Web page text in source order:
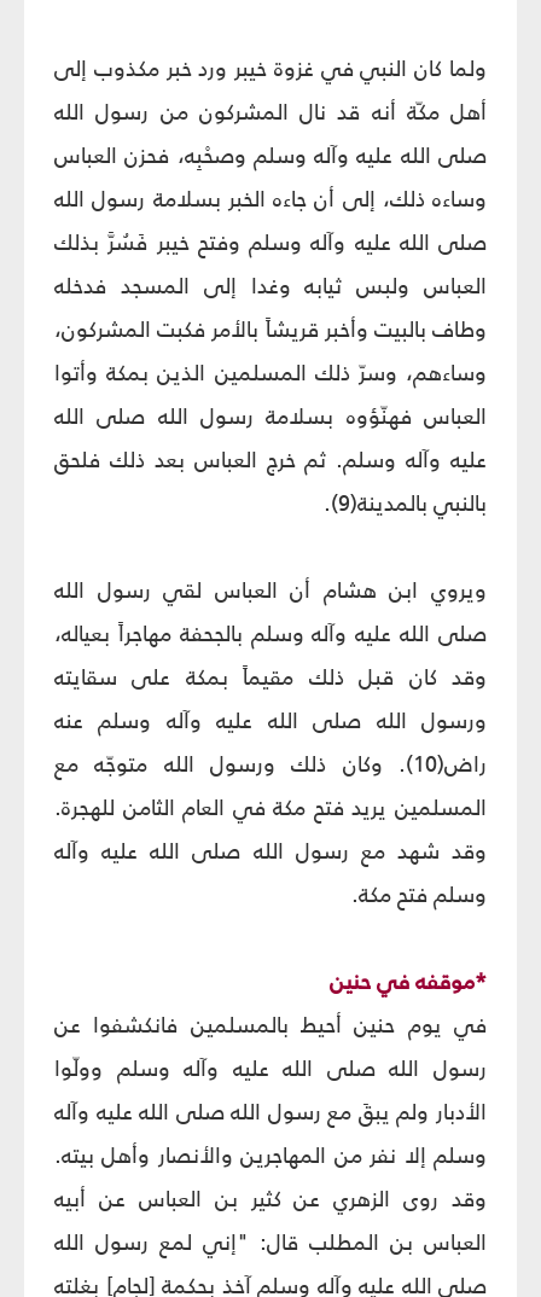
ولما كان النبي في غزوة خيبر ورد خبر مكذوب إلى
أهل مكّة أنه قد نال المشركون من رسول الله
صلى الله عليه وآله وسلم وصحْبِه، فحزن العباس
وساءه ذلك، إلى أن جاءه الخبر بسلامة رسول الله
صلى الله عليه وآله وسلم وفتح خيبر فَسُرَّ بذلك
العباس ولبس ثيابه وغدا إلى المسجد فدخله
وطاف بالبيت وأخبر قريشاً بالأمر فكبت المشركون،
وساءهم، وسرّ ذلك المسلمين الذين بمكة وأتوا
العباس فهنّؤوه بسلامة رسول الله صلى الله
عليه وآله وسلم. ثم خرج العباس بعد ذلك فلحق
بالنبي بالمدينة(9).
ويروي ابن هشام أن العباس لقي رسول الله
صلى الله عليه وآله وسلم بالجحفة مهاجراً بعياله،
وقد كان قبل ذلك مقيماً بمكة على سقايته
ورسول الله صلى الله عليه وآله وسلم عنه
راض(10). وكان ذلك ورسول الله متوجّه مع
المسلمين يريد فتح مكة في العام الثامن للهجرة.
وقد شهد مع رسول الله صلى الله عليه وآله
وسلم فتح مكة.
*موقفه في حنين
في يوم حنين أحيط بالمسلمين فانكشفوا عن
رسول الله صلى الله عليه وآله وسلم وولّوا
الأدبار ولم يبقَ مع رسول الله صلى الله عليه وآله
وسلم إلا نفر من المهاجرين والأنصار وأهل بيته.
وقد روى الزهري عن كثير بن العباس عن أبيه
العباس بن المطلب قال: "إني لمع رسول الله
صلى الله عليه وآله وسلم آخذ بحكمة [لجام] بغلته